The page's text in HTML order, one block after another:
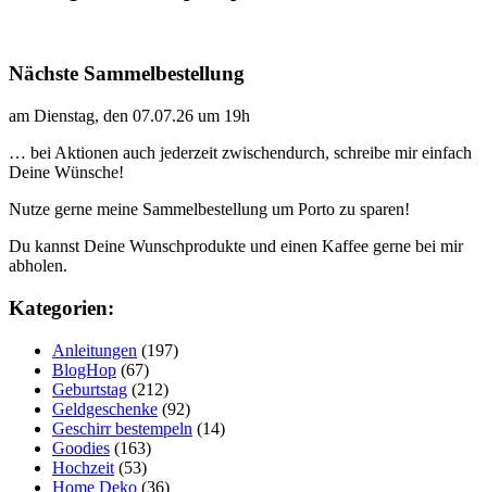
Nächste Sammelbestellung
am Dienstag, den 07.07.26 um 19h
… bei Aktionen auch jederzeit zwischendurch, schreibe mir einfach
Deine Wünsche!
Nutze gerne meine Sammelbestellung um Porto zu sparen!
Du kannst Deine Wunschprodukte und einen Kaffee gerne bei mir
abholen.
Kategorien:
Anleitungen (197)
BlogHop (67)
Geburtstag (212)
Geldgeschenke (92)
Geschirr bestempeln (14)
Goodies (163)
Hochzeit (53)
Home Deko (36)